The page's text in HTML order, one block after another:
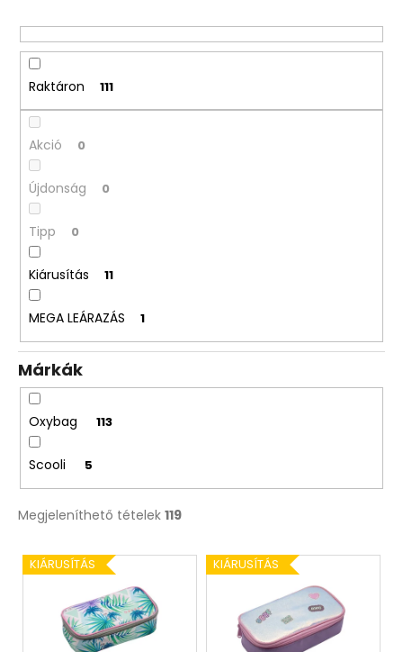
n
d
e
z
é
e
Raktáron 111
Akció 0
Újdonság 0
Tipp 0
Kiárusítás 11
MEGA LEÁRAZÁS 1
Márkák
Oxybag 113
Scooli 5
Megjeleníthető tételek 119
T
e
KIÁRUSÍTÁS KIÁRUSÍTÁS